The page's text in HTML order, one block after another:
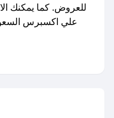
للعروض. كما يمكنك